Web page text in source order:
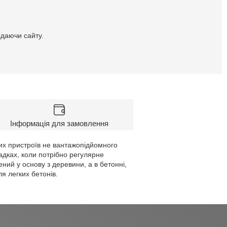
сайту.
Інформація для замовлення
пристроїв не вантажопідйомного
коли потрібно регулярне
у основу з деревини, а в бетонні,
легких бетонів.